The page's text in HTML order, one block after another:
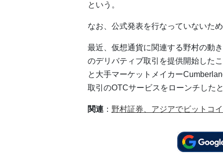
という。
なお、公式発表を行なっていないた
最近、仮想通貨に関連する野村の動
のデリバティブ取引を提供開始した
と大手マーケットメイカー
取引のOTCサービスをローンチした
関連： 野村証券、アジアでビットコ